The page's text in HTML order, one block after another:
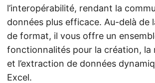
l’interopérabilité, rendant la
données plus efficace. Au-delà de
de format, il vous offre un
fonctionnalités pour la création, la
et l’extraction de données
Excel.